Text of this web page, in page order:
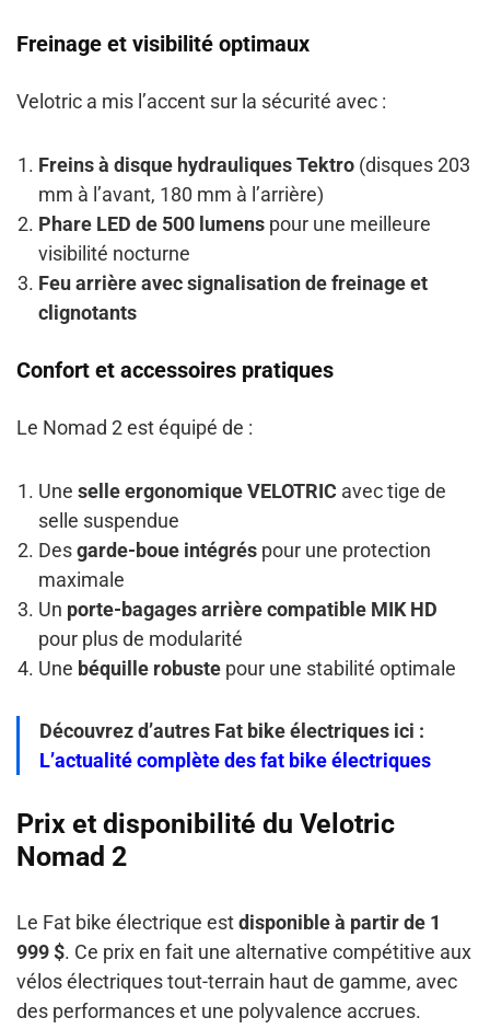
Freinage et visibilité optimaux
Velotric a mis l’accent sur la sécurité avec :
Freins à disque hydrauliques Tektro (disques 203
mm à l’avant, 180 mm à l’arrière)
Phare LED de 500 lumens pour une meilleure
visibilité nocturne
Feu arrière avec signalisation de freinage et
clignotants
Confort et accessoires pratiques
Le Nomad 2 est équipé de :
Une selle ergonomique VELOTRIC avec tige de
selle suspendue
Desgarde-boue intégrés pour une protection
maximale
Un porte-bagages arrière compatible MIK HD
pour plus de modularité
Une béquille robuste pour une stabilité optimale
Découvrez d’autres Fat bike électriques ici :
L’actualité complète des fat bike électriques
Prix et disponibilité du Velotric
Nomad 2
Le Fat bike électrique estdisponible à partir de 1
999 $. Ce prix en fait une alternative compétitive aux
vélos électriques tout-terrain haut de gamme, avec
des performances et une polyvalence accrues.